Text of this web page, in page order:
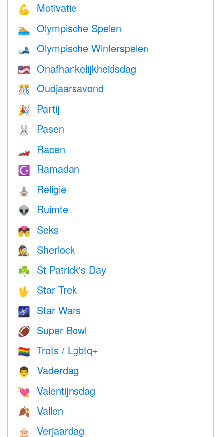
💪 Motivatie
🏊 Olympische Spelen
🎿 Olympische Winterspelen
🇺🇸 Onafhankelijkheidsdag
🎊 Oudjaarsavond
🎉 Partij
🐰 Pasen
🏎 Racen
☪️ Ramadan
⛪️ Religie
👽 Ruimte
💏 Seks
🕵️ Sherlock
☘️ St Patrick's Day
🖖 Star Trek
🌌 Star Wars
🏈 Super Bowl
🏳️‍🌈 Trots / Lgbtq+
👨 Vaderdag
💘 Valentijnsdag
🍂 Vallen
🎂 Verjaardag